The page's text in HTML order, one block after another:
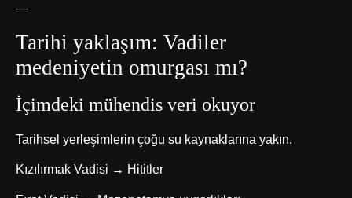
—
Tarihi yaklaşım: Vadiler
medeniyetin omurgası mı?
İçimdeki mühendis veri okuyor
Tarihsel yerleşimlerin çoğu su kaynaklarına yakın.
Kızılırmak Vadisi → Hititler